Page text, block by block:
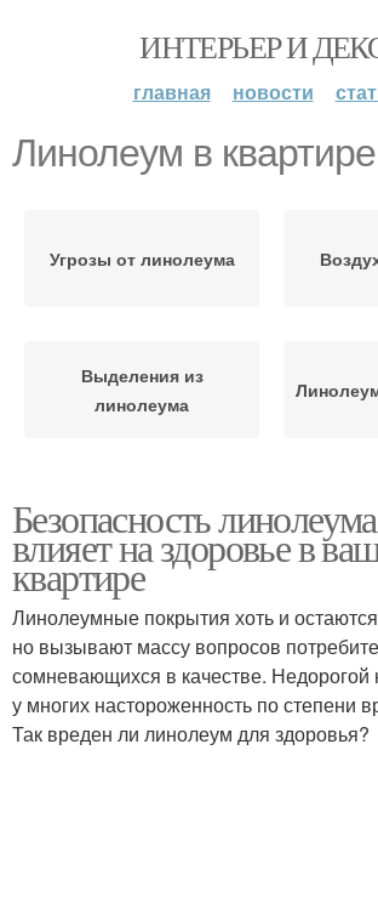
ИНТЕРЬЕР И
главная новости
Линолеум в квартире
Угрозы от линолеума
Выделения из
линолеума
Безопасность
влияет на здоровье в
квартире
Линолеумные покрытия хоть и
но вызывают массу вопросов
сомневающихся в качестве. Недорогой
у многих настороженность по степени
Так вреден ли линолеум для здоровья?